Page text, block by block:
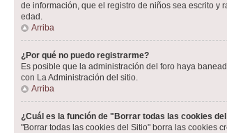
de información, que el registro de niños sea escrito y
edad.
Arriba
¿Por qué no puedo registrarme?
Es posible que la administración del foro haya
con La Administración del sitio.
Arriba
¿Cuál es la función de "Borrar todas las cookies
"Borrar todas las cookies del Sitio" borra las cookies